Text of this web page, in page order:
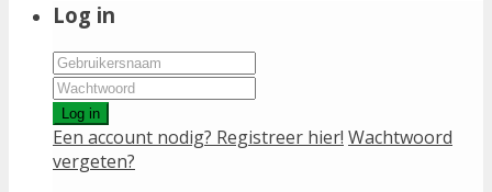
Log in
Log in
Een account nodig? Registreer hier! Wachtwoord
vergeten?